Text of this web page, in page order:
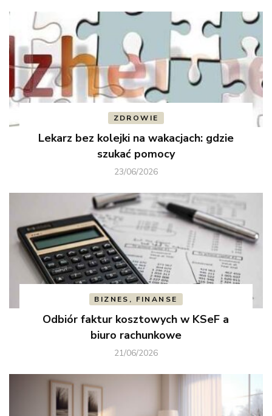
ZDROWIE
Lekarz bez kolejki na wakacjach: gdzie
szukać pomocy
23/06/2026
BIZNES, FINANSE
Odbiór faktur kosztowych w KSeF a
biuro rachunkowe
21/06/2026